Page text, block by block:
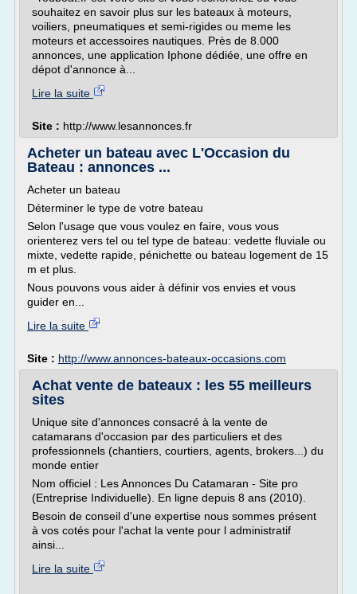
souhaitez en savoir plus sur les bateaux à moteurs,
voiliers, pneumatiques et semi-rigides ou meme les
moteurs et accessoires nautiques. Près de 8.000
annonces, une application Iphone dédiée, une offre en
dépot d'annonce à...
Lire la suite
Site : http://www.lesannonces.fr
Acheter un bateau avec L'Occasion du
Bateau : annonces ...
Acheter un bateau
Déterminer le type de votre bateau
Selon l'usage que vous voulez en faire, vous vous
orienterez vers tel ou tel type de bateau: vedette fluviale ou
mixte, vedette rapide, pénichette ou bateau logement de 15
m et plus.
Nous pouvons vous aider à définir vos envies et vous
guider en...
Lire la suite
Site : http://www.annonces-bateaux-occasions.com
Achat vente de bateaux : les 55 meilleurs
sites
Unique site d'annonces consacré à la vente de
catamarans d'occasion par des particuliers et des
professionnels (chantiers, courtiers, agents, brokers...) du
monde entier
Nom officiel : Les Annonces Du Catamaran - Site pro
(Entreprise Individuelle). En ligne depuis 8 ans (2010).
Besoin de conseil d'une expertise nous sommes présent
à vos cotés pour l'achat la vente pour l administratif
ainsi...
Lire la suite